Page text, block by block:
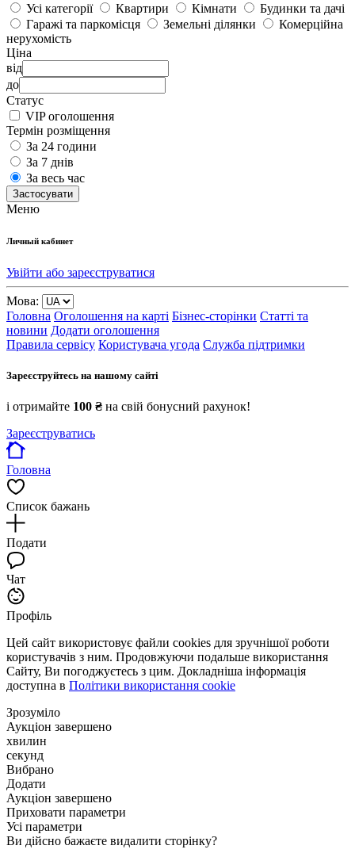
Усі категорії
Квартири Кімнати
Будинки та дачі
Гаражі та паркомісця
Земельні ділянки
Комерційна
нерухомість
Ціна
від
до
Статус
VIP оголошення
Термін розміщення
За 24 години
За 7 днів
За весь час
Застосувати
Меню
Личный кабинет
Увійти або зареєструватися
Мова:
Головна Оголошення на карті Бізнес-сторінки Статті та
новини Додати оголошення
Правила сервісу Користувача угода Служба підтримки
Зареєструйтесь на нашому сайті
і отримайте 100 ₴ на свій бонусний рахунок!
Зареєструватись
Головна
Список бажань
Подати
Чат
Профіль
Цей сайт використовує файли cookies для зручнішої роботи
користувачів з ним. Продовжуючи подальше використання
Сайту, Ви погоджуєтесь з цим. Докладніша інформація
доступна в Політики використання cookie
Зрозуміло
Аукціон завершено
хвилин
секунд
Вибрано
Додати
Аукціон завершено
Приховати параметри
Усі параметри
Ви дійсно бажаєте видалити сторінку?